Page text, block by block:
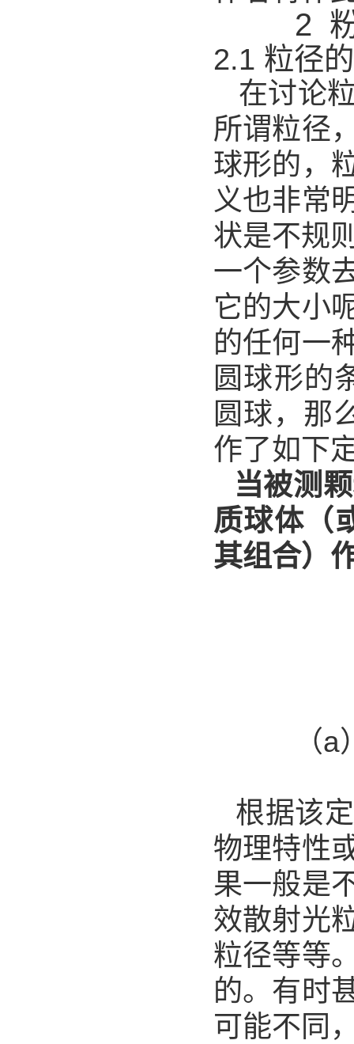
2
2.1 粒径
在讨论
所谓粒径
球形的，
义也非常
状是不规
一个参数
它的大小
的任何一
圆球形的
圆球，那
作了如下
当被测
质球体（
其组合）
（
根据该
物理特性
果一般是
效散射光
粒径等等
的。有时
可能不同